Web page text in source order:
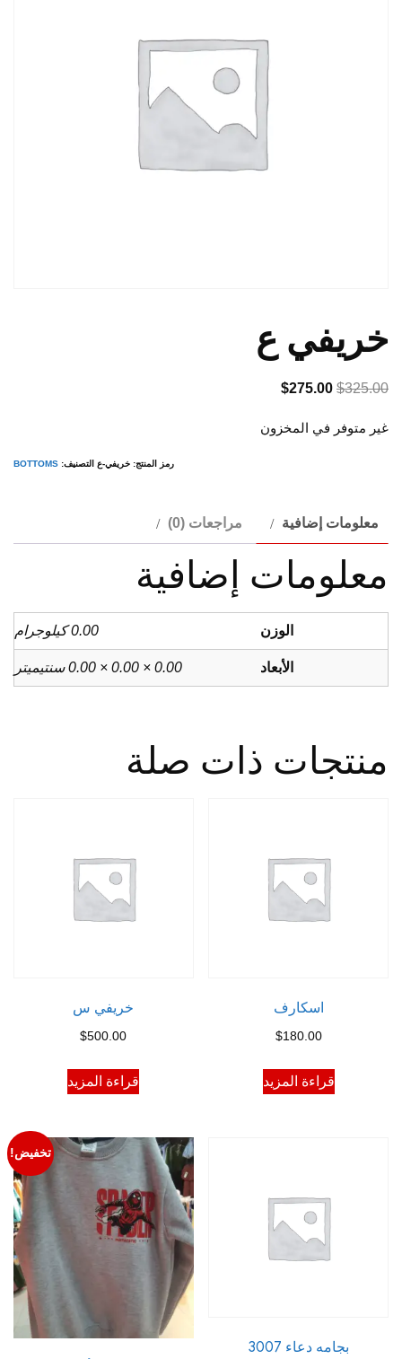
خريفي ع
$325.00
السعر
هو:
$275.00 السعر
هو:
غير متوفر في المخزون
رمز المنتج: خريفي-ع التصنيف: BOTTOMS
معلومات إضافية مراجعات (0)
معلومات إضافية
الوزن 0.00 كيلوجرام
الأبعاد 0.00 × 0.00 × 0.00 سنتيميتر
منتجات ذات صلة
اسكارف
$180.00
قراءة المزيد
خريفي س
$500.00
قراءة المزيد
بجامه دعاء 3007
تخفيض!